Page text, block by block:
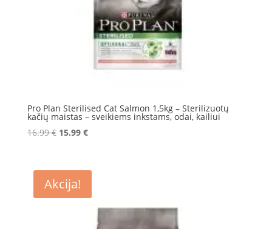
Pro Plan Sterilised Cat Salmon 1,5kg – Sterilizuotų
kačių maistas – sveikiems inkstams, odai, kailiui
16.99€ Original
16.99 €.
15.99 €Current
15.99 €.
Akcija!